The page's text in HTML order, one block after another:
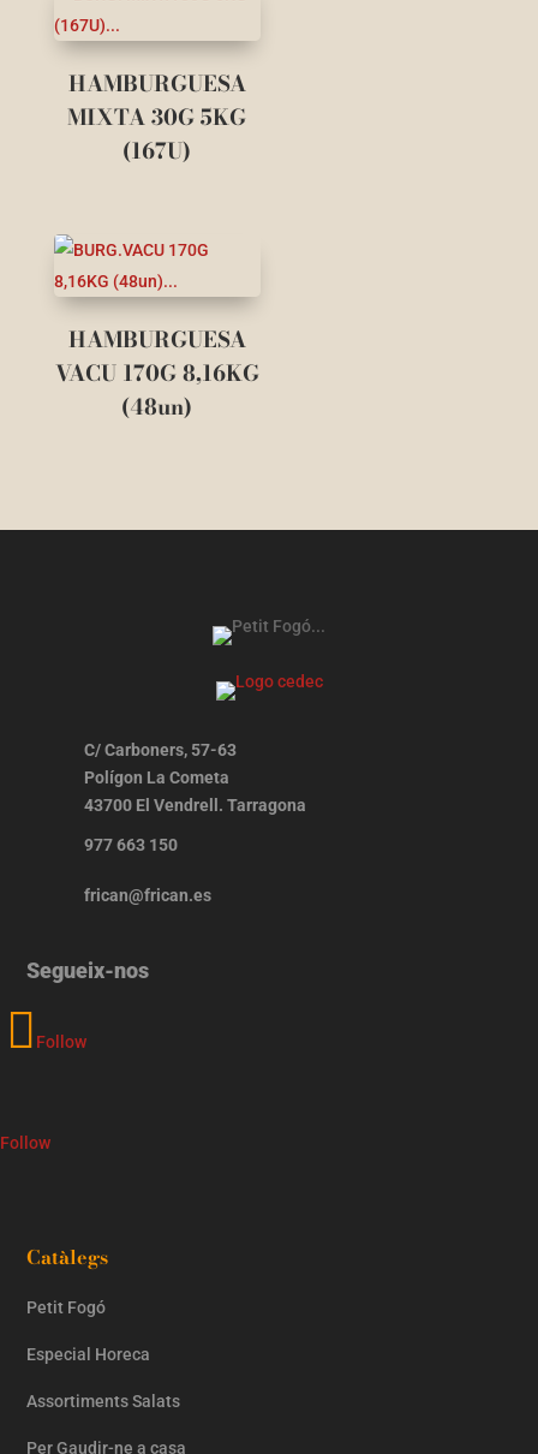
HAMBURGUESA
MIXTA 30G 5KG
(167U)
HAMBURGUESA
VACU 170G 8,16KG
(48un)
C/ Carboners, 57-63
Polígon La Cometa
43700 El Vendrell. Tarragona
977 663 150
frican@frican.es
Segueix-nos
Follow
Follow
Catàlegs
Petit Fogó
Especial Horeca
Assortiments Salats
Per Gaudir-ne a casa